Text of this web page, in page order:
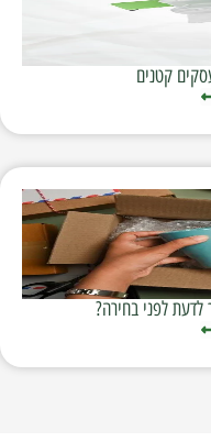
קטנים
לפני בחירה?